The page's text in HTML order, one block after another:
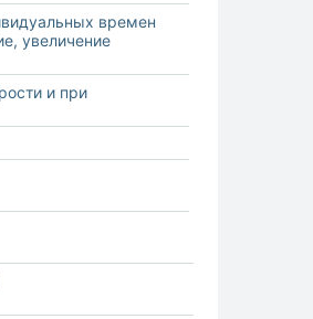
времен
увеличение
и при